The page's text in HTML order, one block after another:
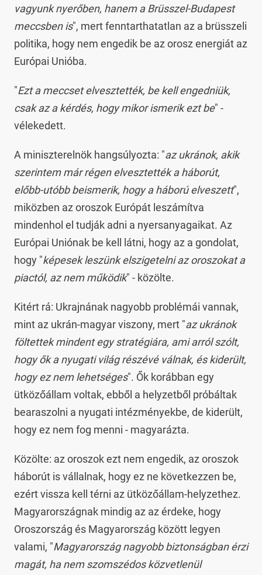
vagyunk nyerőben, hanem a Brüsszel-Budapest
meccsben is", mert fenntarthatatlan az a brüsszeli
politika, hogy nem engedik be az orosz energiát az
Európai Unióba.
"Ezt a meccset elvesztették, be kell engedniük,
csak az a kérdés, hogy mikor ismerik ezt be" -
vélekedett.
A miniszterelnök hangsúlyozta: "az ukránok, akik
szerintem már régen elvesztették a háborút,
előbb-utóbb beismerik, hogy a háború elveszett",
miközben az oroszok Európát leszámítva
mindenhol el tudják adni a nyersanyagaikat. Az
Európai Uniónak be kell látni, hogy az a gondolat,
hogy "képesek leszünk elszigetelni az oroszokat a
piactól, az nem működik" - közölte.
Kitért rá: Ukrajnának nagyobb problémái vannak,
mint az ukrán-magyar viszony, mert "az ukránok
föltettek mindent egy stratégiára, ami arról szólt,
hogy ők a nyugati világ részévé válnak, és kiderült,
hogy ez nem lehetséges". Ők korábban egy
ütközőállam voltak, ebből a helyzetből próbáltak
bearaszolni a nyugati intézményekbe, de kiderült,
hogy ez nem fog menni - magyarázta.
Közölte: az oroszok ezt nem engedik, az oroszok
háborút is vállalnak, hogy ez ne következzen be,
ezért vissza kell térni az ütközőállam-helyzethez.
Magyarországnak mindig az az érdeke, hogy
Oroszország és Magyarország között legyen
valami, "Magyarország nagyobb biztonságban érzi
magát, ha nem szomszédos közvetlenül